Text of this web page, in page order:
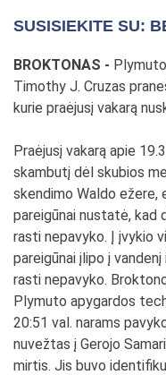
SUSISIEKITE SU:
BROKTONAS -
Timothy J. Cruzas
kurie praėjusį vakarą
Praėjusį vakarą apie
skambutį dėl skubios
skendimo Waldo ežere,
pareigūnai nustatė, kad
rasti nepavyko. Į įvykio
pareigūnai įlipo į
rasti nepavyko.
Plymuto apygardos
20:51 val. narams
nuvežtas į Gerojo
mirtis. Jis buvo